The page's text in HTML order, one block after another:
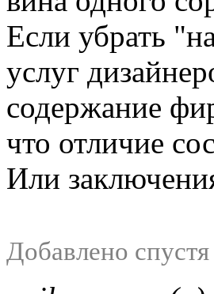
Если убрать
услуг
содержание
что отличие
Или
Добавлено